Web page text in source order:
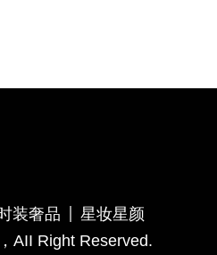
装奢品
星妆星颜
AII Right Reserved.